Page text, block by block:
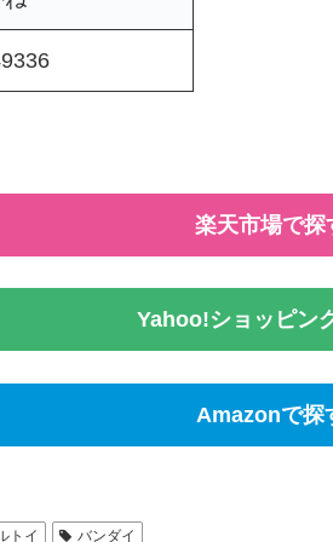
楽天市場で探
Yahoo!ショッピン
Amazonで探
トイ バンダイ